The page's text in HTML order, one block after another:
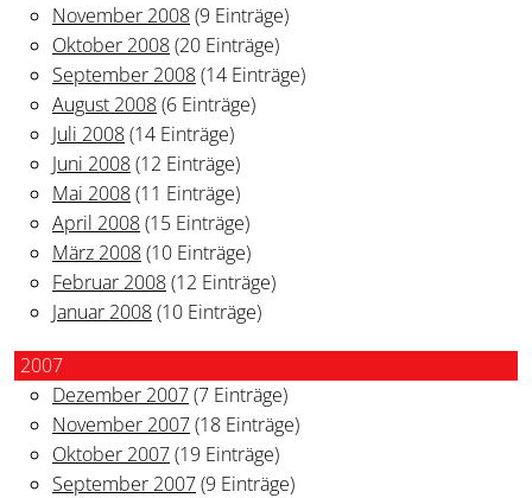
November 2008(9 Einträge)
Oktober 2008(20 Einträge)
September 2008(14 Einträge)
August 2008(6 Einträge)
Juli 2008(14 Einträge)
Juni 2008(12 Einträge)
Mai 2008(11 Einträge)
April 2008(15 Einträge)
März 2008(10 Einträge)
Februar 2008(12 Einträge)
Januar 2008(10 Einträge)
2007
Dezember 2007(7 Einträge)
November 2007(18 Einträge)
Oktober 2007(19 Einträge)
September 2007(9 Einträge)